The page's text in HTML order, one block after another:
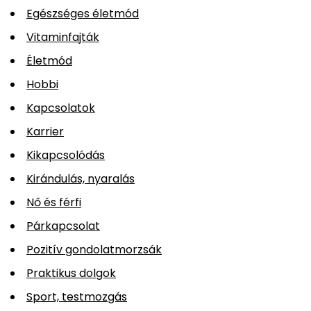
Egészséges életmód
Vitaminfajták
Életmód
Hobbi
Kapcsolatok
Karrier
Kikapcsolódás
Kirándulás, nyaralás
Nő és férfi
Párkapcsolat
Pozitív gondolatmorzsák
Praktikus dolgok
Sport, testmozgás